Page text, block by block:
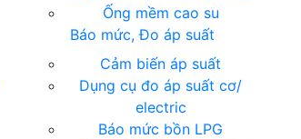
Ống mềm cao su
Báo mức, Đo áp suất
Cảm biến áp suất
Dụng cụ đo áp suất cơ/
electric
Báo mức bồn LPG